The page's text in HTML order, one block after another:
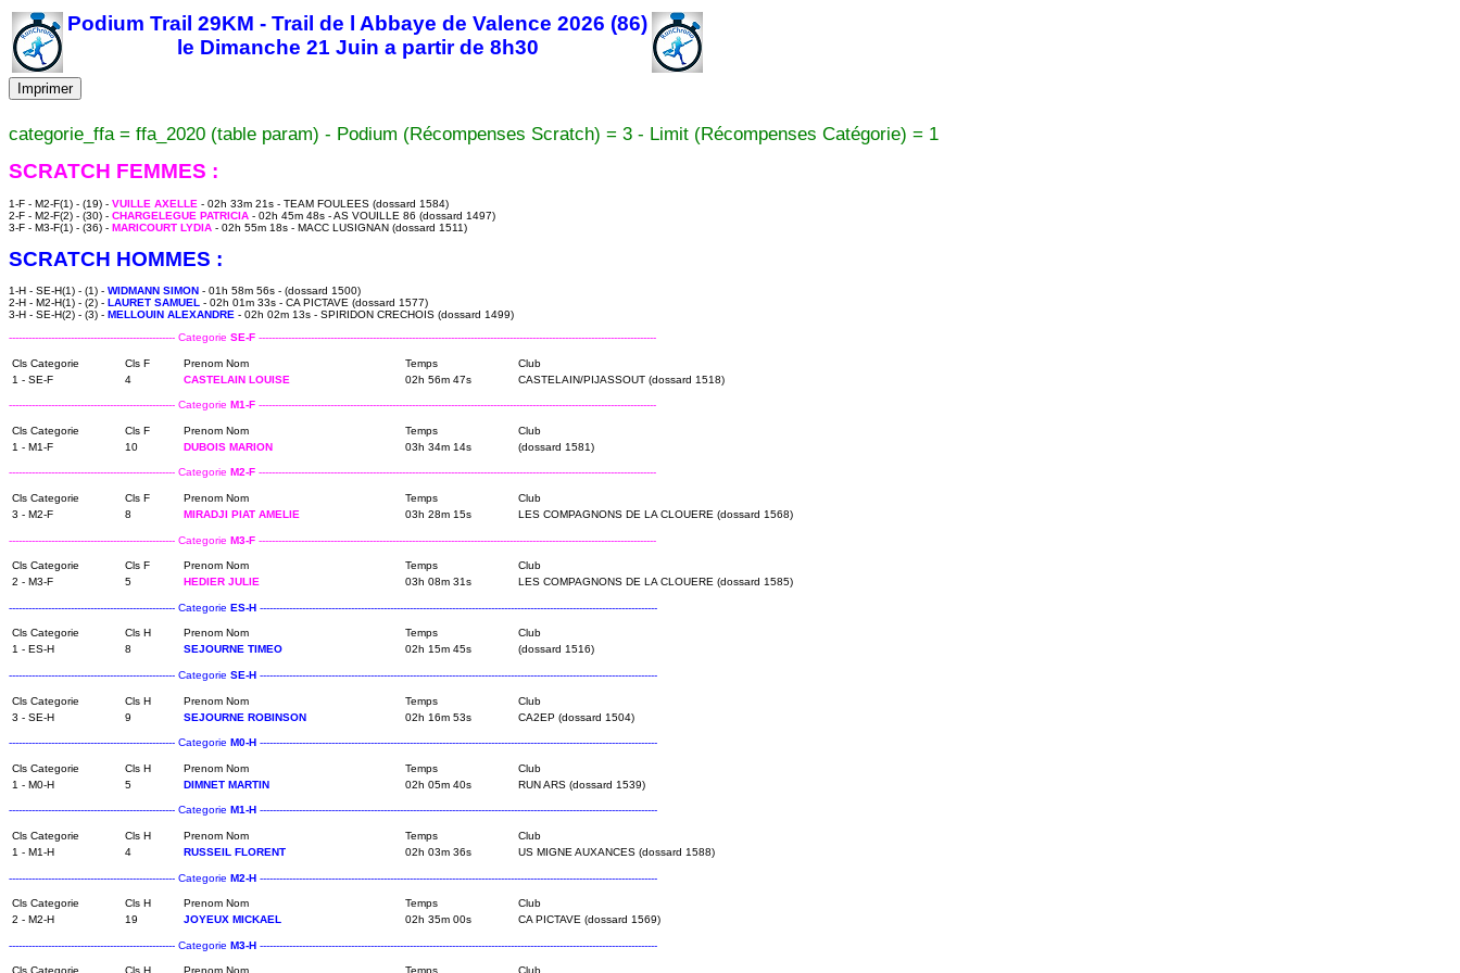
Podium Trail 29KM - Trail de l Abbaye de Valence 2026 (86)
le Dimanche 21 Juin a partir de 8h30
Imprimer
categorie_ffa = ffa_2020 (table param) - Podium (Récompenses Scratch) = 3 - Limit (Récompenses Catégorie) = 1
SCRATCH FEMMES :
1-F - M2-F(1) - (19) - VUILLE AXELLE - 02h 33m 21s - TEAM FOULEES (dossard 1584)
2-F - M2-F(2) - (30) - CHARGELEGUE PATRICIA - 02h 45m 48s - AS VOUILLE 86 (dossard 1497)
3-F - M3-F(1) - (36) - MARICOURT LYDIA - 02h 55m 18s - MACC LUSIGNAN (dossard 1511)
SCRATCH HOMMES :
1-H - SE-H(1) - (1) - WIDMANN SIMON - 01h 58m 56s - (dossard 1500)
2-H - M2-H(1) - (2) - LAURET SAMUEL - 02h 01m 33s - CA PICTAVE (dossard 1577)
3-H - SE-H(2) - (3) - MELLOUIN ALEXANDRE - 02h 02m 13s - SPIRIDON CRECHOIS (dossard 1499)
--------------------------------------------------- Categorie SE-F --------------------------------------------------------------------------------------------------------------------------
Cls Categorie Cls F Prenom Nom Temps
Club
1 - SE-F
4 CASTELAIN LOUISE 02h 56m 47s CASTELAIN/PIJASSOUT (dossard 1518)
--------------------------------------------------- Categorie M1-F --------------------------------------------------------------------------------------------------------------------------
Cls Categorie Cls F Prenom Nom Temps
Club
1 - M1-F
10 DUBOIS MARION 03h 34m 14s (dossard 1581)
--------------------------------------------------- Categorie M2-F --------------------------------------------------------------------------------------------------------------------------
Cls Categorie Cls F Prenom Nom Temps
Club
3 - M2-F
8 MIRADJI PIAT AMELIE 03h 28m 15s LES COMPAGNONS DE LA CLOUERE (dossard 1568)
--------------------------------------------------- Categorie M3-F --------------------------------------------------------------------------------------------------------------------------
Cls Categorie Cls F Prenom Nom Temps
Club
2 - M3-F
5 HEDIER JULIE 03h 08m 31s LES COMPAGNONS DE LA CLOUERE (dossard 1585)
--------------------------------------------------- Categorie ES-H --------------------------------------------------------------------------------------------------------------------------
Cls Categorie Cls H Prenom Nom Temps
Club
1 - ES-H
8 SEJOURNE TIMEO 02h 15m 45s (dossard 1516)
--------------------------------------------------- Categorie SE-H --------------------------------------------------------------------------------------------------------------------------
Cls Categorie Cls H Prenom Nom Temps
Club
3 - SE-H
9 SEJOURNE ROBINSON 02h 16m 53s CA2EP (dossard 1504)
--------------------------------------------------- Categorie M0-H --------------------------------------------------------------------------------------------------------------------------
Cls Categorie Cls H Prenom Nom Temps
Club
1 - M0-H
5 DIMNET MARTIN 02h 05m 40s RUN ARS (dossard 1539)
--------------------------------------------------- Categorie M1-H --------------------------------------------------------------------------------------------------------------------------
Cls Categorie Cls H Prenom Nom Temps
Club
1 - M1-H
4 RUSSEIL FLORENT 02h 03m 36s US MIGNE AUXANCES (dossard 1588)
--------------------------------------------------- Categorie M2-H --------------------------------------------------------------------------------------------------------------------------
Cls Categorie Cls H Prenom Nom Temps
Club
2 - M2-H
19 JOYEUX MICKAEL 02h 35m 00s CA PICTAVE (dossard 1569)
--------------------------------------------------- Categorie M3-H --------------------------------------------------------------------------------------------------------------------------